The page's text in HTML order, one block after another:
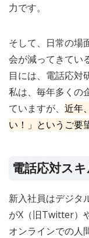
力です。
そして、日常の場
会が減ってきてい
目には、電話応対
私は、毎年多くの
ていますが、 近年
い！」というご要
電話応対ス
新入社員はデジタ
がX（旧Twitter）
オンラインでの人